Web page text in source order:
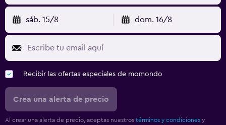
sáb. 15/8 dom. 16/8
Recibir las ofertas especiales de momondo
Crea una alerta de precio
Al crear una alerta de precio, aceptas nuestros términos y condiciones y